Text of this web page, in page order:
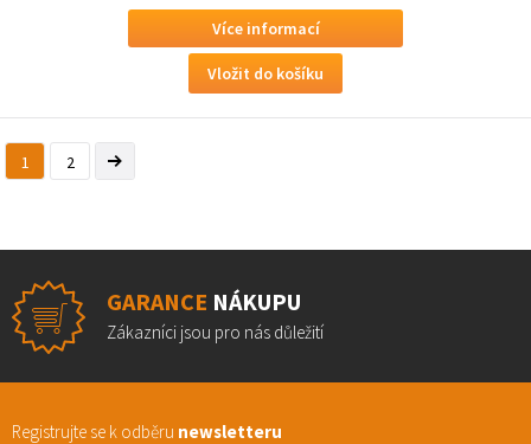
Více informací
1 2
GARANCE NÁKUPU
Zákazníci jsou pro nás důležití
Registrujte se k odběru newsletteru